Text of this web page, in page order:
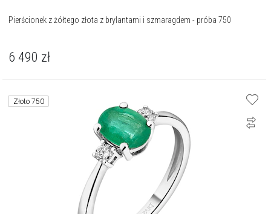
Pierścionek z żółtego złota z brylantami i szmaragdem - próba 750
6 490 zł
Złoto 750